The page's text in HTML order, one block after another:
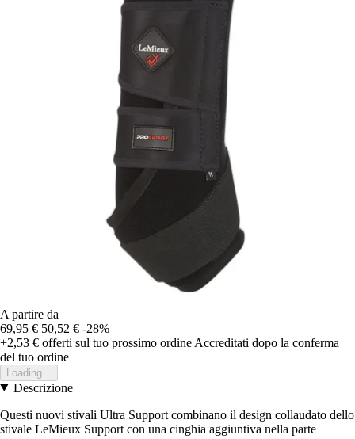
A partire da
69,95 € 50,52 € -28%
+2,53 € offerti sul tuo prossimo ordine Accreditati dopo la conferma
del tuo ordine
Loading...
Descrizione
Questi nuovi stivali Ultra Support combinano il design collaudato dello
stivale LeMieux Support con una cinghia aggiuntiva nella parte